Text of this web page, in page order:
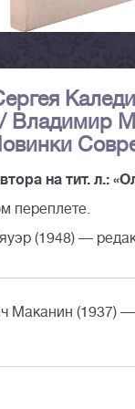
Владимир
на тит. л.:
переплете.
(1948) —
Маканин (1937) —